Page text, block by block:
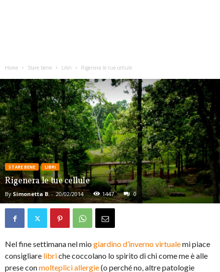
Home Stare bene Libri Rigenera le tue cellule
STARE BENE LIBRI
Rigenera le tue cellule
By Simonetta B. - 20/02/2014 1447 0
Nel fine settimana nel mio giardino d’inverno virtualemi piace
consigliare libriche coccolano lo spirito di chi come me è alle
prese conmolteplici allergie(o perché no, altre patologie